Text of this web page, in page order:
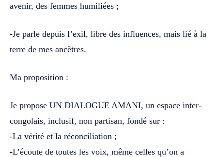
avenir, des femmes humiliées ;
-Je parle depuis l’exil, libre des influences, mais lié à la
terre de mes ancêtres.
Ma proposition :
Je propose UN DIALOGUE AMANI, un espace inter-
congolais, inclusif, non partisan, fondé sur :
-La vérité et la réconciliation ;
-L’écoute de toutes les voix, même celles qu’on a